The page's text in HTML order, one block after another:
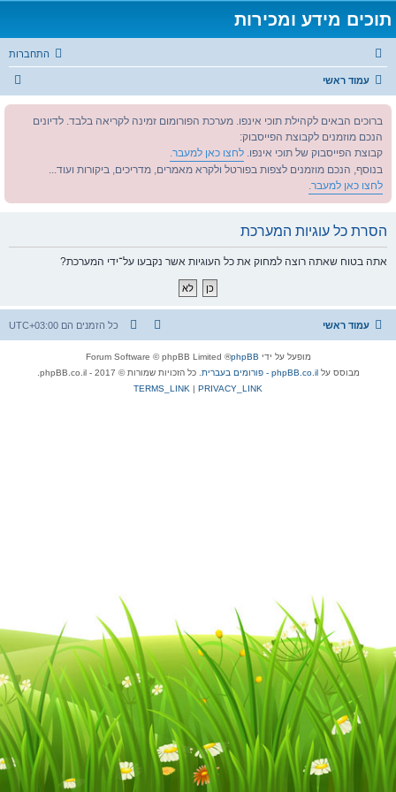
תוכים מידע ומכירות
התחברות
עמוד ראשי
ברוכים הבאים לקהילת תוכי אינפו. מערכת הפורומום זמינה לקריאה בלבד. לדיונים
הנכם מוזמנים לקבוצת הפייסבוק:
קבוצת הפייסבוק של תוכי אינפו. לחצו כאן למעבר.
בנוסף, הנכם מוזמנים לצפות בפורטל ולקרא מאמרים, מדריכים, ביקורות ועוד...
לחצו כאן למעבר.
הסרת כל עוגיות המערכת
אתה בטוח שאתה רוצה למחוק את כל העוגיות אשר נקבעו על־ידי המערכת?
עמוד ראשי כל הזמנים הם UTC+03:00
מופעל על ידי phpBB
® Forum Software © phpBB Limited
מבוסס עלphpBB.co.il - פורומים בעברית
. כל הזכויות שמורות © 2017 - phpBB.co.il.
PRIVACY_LINK
|
TERMS_LINK